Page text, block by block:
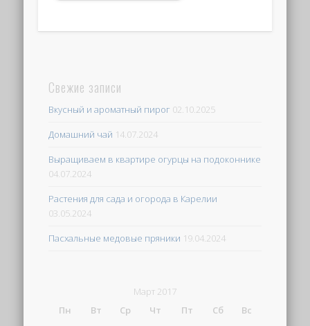
Свежие записи
Вкусный и ароматный пирог 02.10.2025
Домашний чай 14.07.2024
Выращиваем в квартире огурцы на подоконнике
04.07.2024
Растения для сада и огорода в Карелии
03.05.2024
Пасхальные медовые пряники 19.04.2024
Март 2017
Пн
Вт Ср Чт Пт Сб
Вс